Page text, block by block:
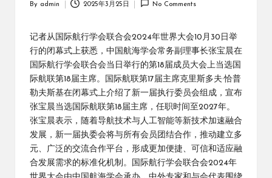
By admin 2025年3月25日 No Comments
记者从国际航行学会联合会2024年世界大会10月30日举
行的闭幕式上获悉，中国航海学会常务副理事长张宝晨在
国际航行学会联合会当日举行的第18届成员大会上当选国
际航联第18届主席。国际航联第17届主席克里斯多夫·恰普
勒夫斯基在闭幕式上介绍了新一届执行委员会组成，宣布
张宝晨当选国际航联第18届主席，任职时间至2027年。
张宝晨表示，随着导航技术与人工智能等新技术加速融合
发展，新一届执委会将与所有会员团结合作，推动建立多
元、广泛的交流合作平台，形成更加便捷、可信和适应融
合发展需求的标准化机制。国际航行学会联合会2024年